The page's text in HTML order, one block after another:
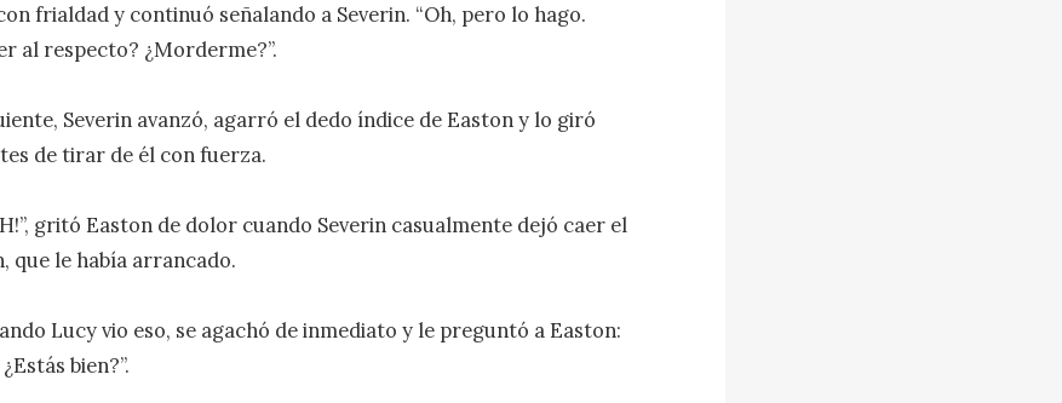
frialdad y continuó señalando a Severin. “Oh, pero lo hago.
al respecto? ¿Morderme?”.
Severin avanzó, agarró el dedo índice de Easton y lo giró
de tirar de él con fuerza.
gritó Easton de dolor cuando Severin casualmente dejó caer el
que le había arrancado.
Lucy vio eso, se agachó de inmediato y le preguntó a Easton:
bien?”.